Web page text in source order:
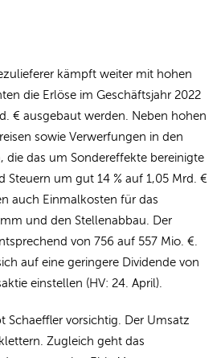
kämpft weiter mit hohen
die Erlöse im Geschäftsjahr 2022
€ ausgebaut werden. Neben hohen
sowie Verwerfungen in den
die das um Sondereffekte bereinigte
Steuern um gut 14 % auf 1,05 Mrd. €
auch Einmalkosten für das
und den Stellenabbau. Der
von 756 auf 557 Mio. €.
auf eine geringere Dividende von
einstellen (HV: 24. April).
Schaeffler vorsichtig. Der Umsatz
Zugleich geht das